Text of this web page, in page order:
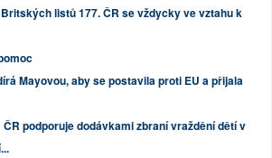
listů 177. ČR se vždycky ve vztahu k
Mayovou, aby se postavila proti EU a přijala
ČR podporuje dodávkami zbraní vraždění dětí v